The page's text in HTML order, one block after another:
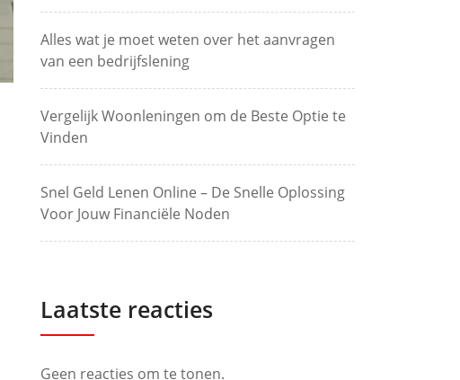
Alles wat je moet weten over het aanvragen
van een bedrijfslening
Vergelijk Woonleningen om de Beste Optie te
Vinden
Snel Geld Lenen Online – De Snelle Oplossing
Voor Jouw Financiële Noden
Laatste reacties
Geen reacties om te tonen.